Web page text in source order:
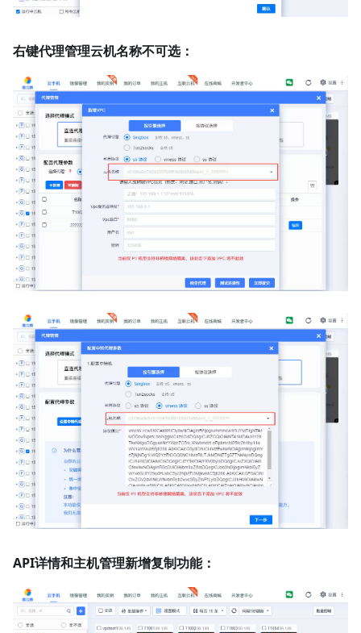
右键代理管理云机名称不可选：
API详情和主机管理新增复制功能：